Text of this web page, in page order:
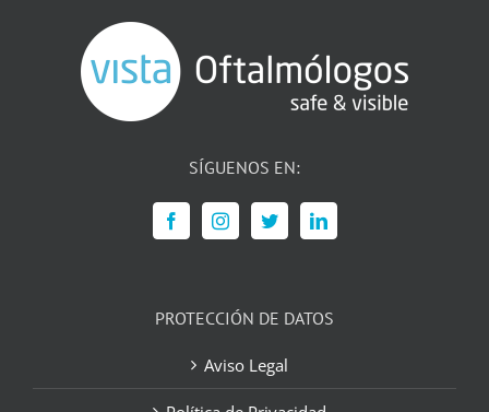
SÍGUENOS EN:
PROTECCIÓN DE DATOS
Aviso Legal